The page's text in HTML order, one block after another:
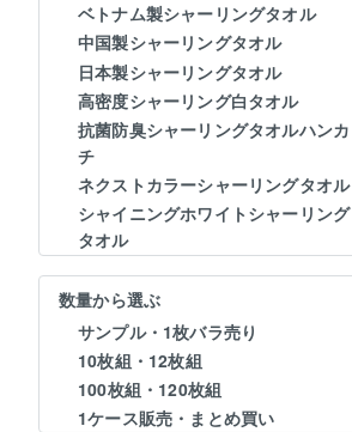
ベトナム製シャーリングタオル
中国製シャーリングタオル
日本製シャーリングタオル
高密度シャーリング白タオル
抗菌防臭シャーリングタオルハンカ
チ
ネクストカラーシャーリングタオル
シャイニングホワイトシャーリング
タオル
数量から選ぶ
サンプル・1枚バラ売り
10枚組・12枚組
100枚組・120枚組
1ケース販売・まとめ買い